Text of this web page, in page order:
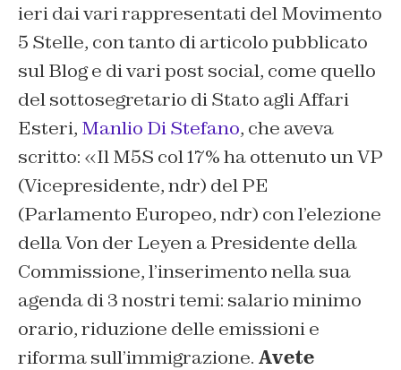
ieri dai vari rappresentati del Movimento
5 Stelle, con tanto di articolo pubblicato
sul Blog e di vari post social, come quello
del sottosegretario di Stato agli Affari
Esteri, Manlio Di Stefano, che aveva
scritto: «IlM5S col 17% ha ottenuto un VP
(Vicepresidente, ndr) del PE
(Parlamento Europeo, ndr) con l’elezione
della Von der Leyen a Presidente della
Commissione, l’inserimento nella sua
agenda di 3 nostri temi: salario minimo
orario, riduzione delle emissioni e
riforma sull’immigrazione. Avete